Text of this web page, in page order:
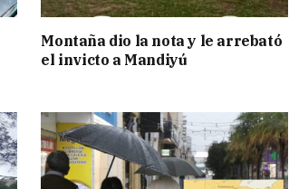
Montaña dio la nota y le arrebató
el invicto a Mandiyú